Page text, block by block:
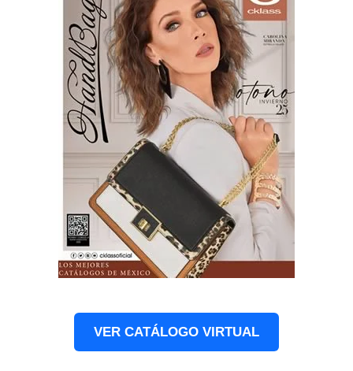
VER CATÁLOGO VIRTUAL